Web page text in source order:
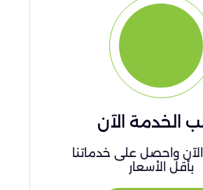
الخدمة الآن
الآن واحصل على خدماتنا
بأقل الأسعار